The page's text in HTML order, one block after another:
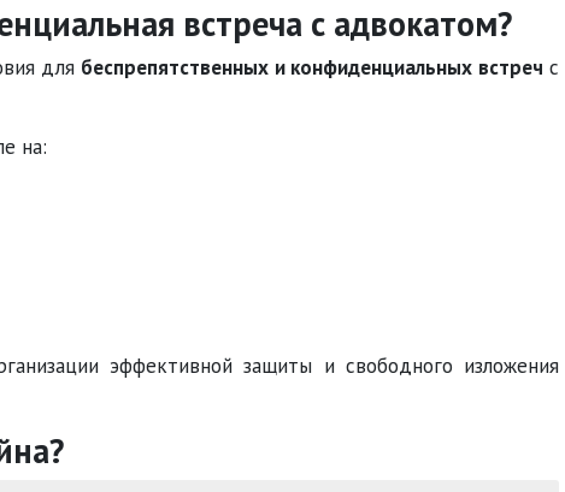
встреча с адвокатом?
для беспрепятственных и конфиденциальных встреч с
на:
эффективной защиты и свободного изложения